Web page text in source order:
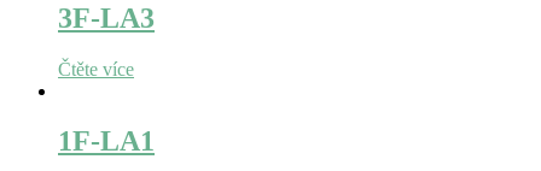
3F-LA3
Čtěte více
1F-LA1